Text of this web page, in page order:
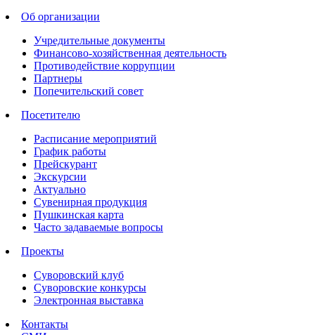
Об организации
Учредительные документы
Финансово-хозяйственная деятельность
Противодействие коррупции
Партнеры
Попечительский совет
Посетителю
Расписание мероприятий
График работы
Прейскурант
Экскурсии
Актуально
Сувенирная продукция
Пушкинская карта
Часто задаваемые вопросы
Проекты
Суворовский клуб
Суворовские конкурсы
Электронная выставка
Контакты